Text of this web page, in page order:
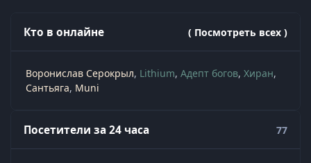
Кто в онлайне ( Посмотреть всех )
Воронислав Серокрыл Lithium Адепт богов Хиран
Сантьяга Muni
Посетители за 24 часа 77